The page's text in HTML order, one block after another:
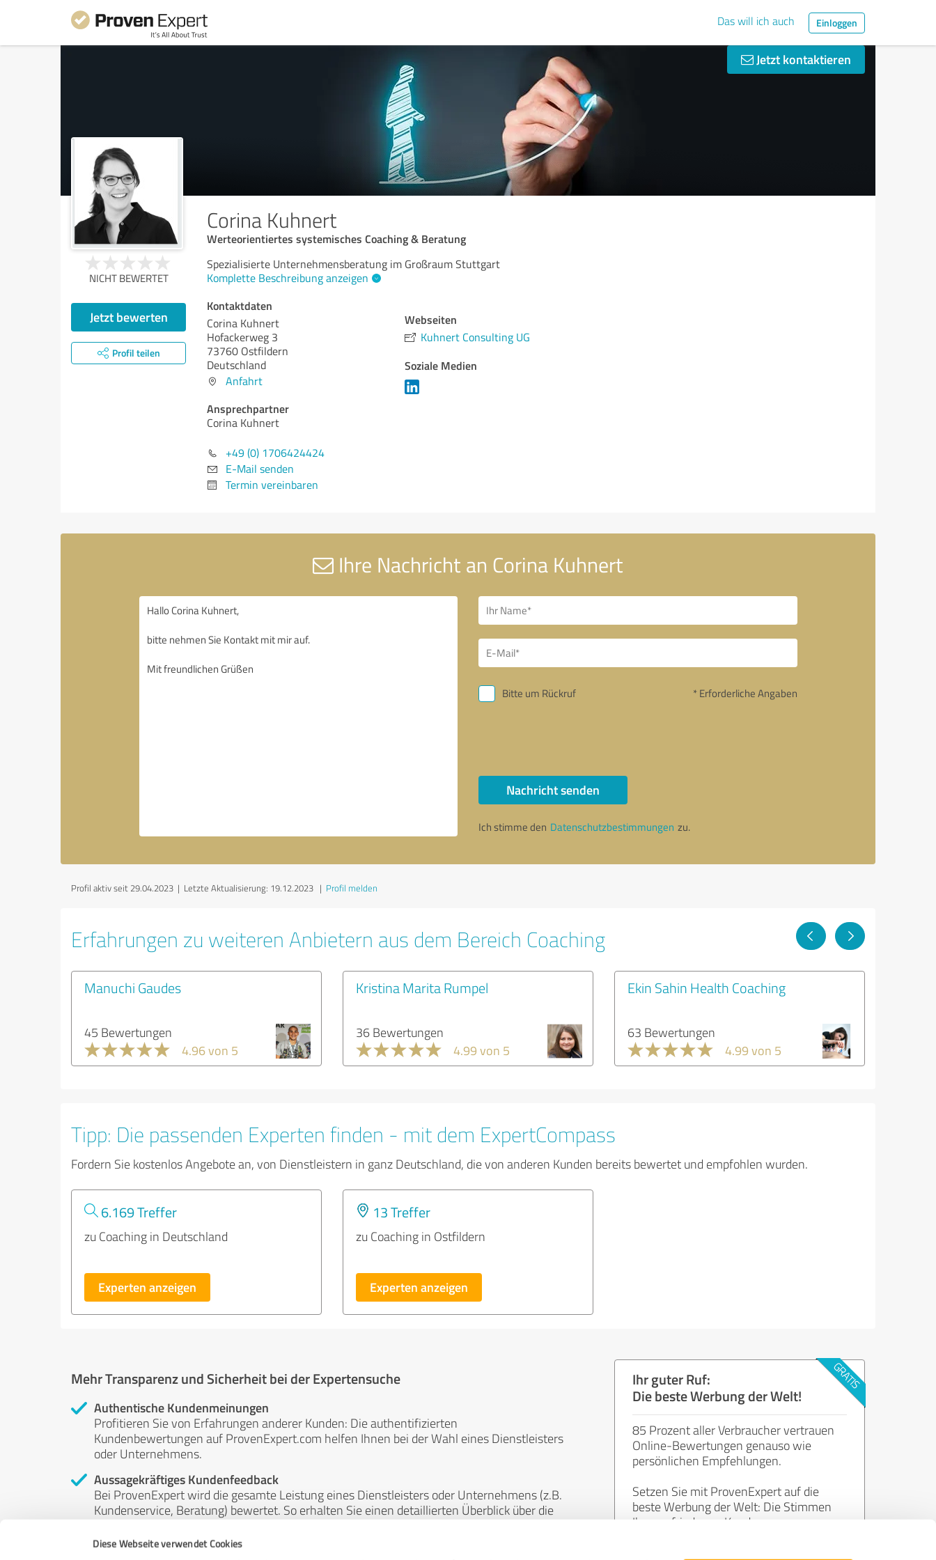
Diese Webseite verwendet Cookies
Das will ich auch Einloggen
Jetzt kontaktieren
Corina Kuhnert
Werteorientiertes systemisches Coaching & Beratung
NICHT BEWERTET
Jetzt bewerten
Profil teilen
Spezialisierte Unternehmensberatung im Großraum Stuttgart
Komplette Beschreibung anzeigen
Kontaktdaten
Corina Kuhnert
Hofackerweg 3
73760 Ostfildern
Deutschland
Anfahrt
Ansprechpartner
Corina Kuhnert
+49 (0) 1706424424
E-Mail senden
Termin vereinbaren
Webseiten
Kuhnert Consulting UG
Soziale Medien
Ihre Nachricht an Corina Kuhnert
Bitte um Rückruf * Erforderliche Angaben
Nachricht senden
Ich stimme den Datenschutzbestimmungen zu.
Profil aktiv seit 29.04.2023 | Letzte Aktualisierung: 19.12.2023 | Profil melden
Erfahrungen zu weiteren Anbietern aus dem Bereich Coaching
Manuchi Gaudes
45 Bewertungen
4.96 von 5
Kristina Marita Rumpel
36 Bewertungen
4.99 von 5
Ekin Sahin Health Coaching
63 Bewertungen
4.99 von 5
Tipp: Die passenden Experten finden - mit dem ExpertCompass
Fordern Sie kostenlos Angebote an, von Dienstleistern in ganz Deutschland, die von anderen Kunden bereits bewertet und empfohlen wurden.
6.169 Treffer
zu Coaching in Deutschland
Experten anzeigen
13 Treffer
zu Coaching in Ostfildern
Experten anzeigen
Mehr Transparenz und Sicherheit bei der Expertensuche
Authentische Kundenmeinungen
Profitieren Sie von Erfahrungen anderer Kunden: Die authentifizierten
Kundenbewertungen auf ProvenExpert.com helfen Ihnen bei der Wahl eines Dienstleisters
oder Unternehmens.
Aussagekräftiges Kundenfeedback
Bei ProvenExpert wird die gesamte Leistung eines Dienstleisters oder Unternehmens (z.B.
Kundenservice, Beratung) bewertet. So erhalten Sie einen detaillierten Überblick über die
Unabhängige Bewertungen
Ihr guter Ruf:
Die beste Werbung der Welt!
85 Prozent aller Verbraucher vertrauen
Online-Bewertungen genauso wie
persönlichen Empfehlungen.
Setzen Sie mit ProvenExpert auf die
beste Werbung der Welt: Die Stimmen
Ihrer zufriedenen Kunden.